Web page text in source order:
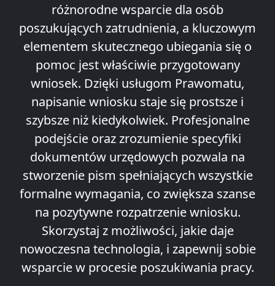
różnorodne wsparcie dla osób
poszukujących zatrudnienia, a kluczowym
elementem skutecznego ubiegania się o
pomoc jest właściwie przygotowany
wniosek. Dzięki usługom Prawomatu,
napisanie wniosku staje się prostsze i
szybsze niż kiedykolwiek. Profesjonalne
podejście oraz zrozumienie specyfiki
dokumentów urzędowych pozwala na
stworzenie pism spełniających wszystkie
formalne wymagania, co zwiększa szanse
na pozytywne rozpatrzenie wniosku.
Skorzystaj z możliwości, jakie daje
nowoczesna technologia, i zapewnij sobie
wsparcie w procesie poszukiwania pracy.